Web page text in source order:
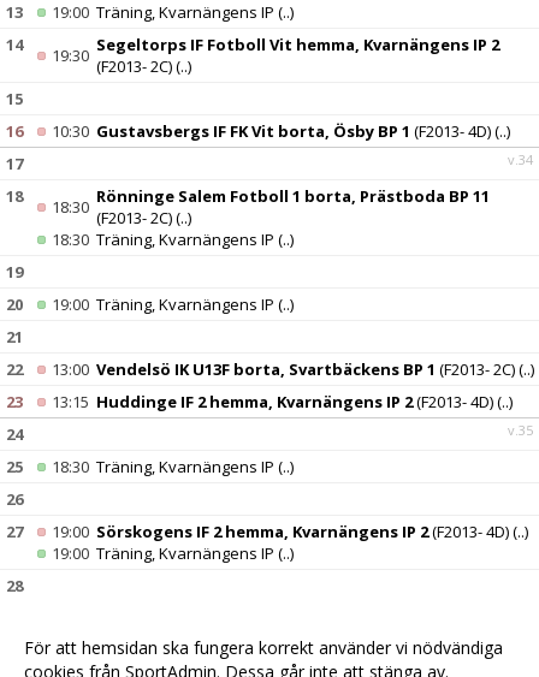
13
19:00 Träning, Kvarnängens IP (..)
14
19:30 Segeltorps IF Fotboll Vit hemma, Kvarnängens IP 2
(F2013- 2C)(..)
15
16
10:30 Gustavsbergs IF FK Vit borta, Ösby BP 1 (F2013- 4D)(..)
v.34
17
18
18:30 Rönninge Salem Fotboll 1 borta, Prästboda BP 11
(F2013- 2C)(..)
18:30 Träning, Kvarnängens IP (..)
19
20
19:00 Träning, Kvarnängens IP (..)
21
22
13:00 Vendelsö IK U13F borta, Svartbäckens BP 1 (F2013- 2C)(..)
23
13:15 Huddinge IF 2 hemma, Kvarnängens IP 2(F2013- 4D)(..)
v.35
24
25
18:30 Träning, Kvarnängens IP (..)
26
27
19:00 Sörskogens IF 2 hemma, Kvarnängens IP 2(F2013- 4D)(..)
19:00 Träning, Kvarnängens IP (..)
28
10:00Västerhaninge IF borta, Hanvedens IP 22(F2013- 4D)
För att hemsidan ska fungera korrekt använder vi nödvändiga
cookies från SportAdmin. Dessa går inte att stänga av.